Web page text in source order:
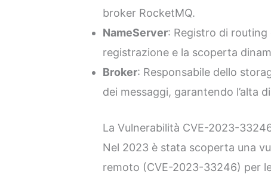
broker RocketMQ.
NameServer: Registro di
registrazione e la scoperta
Broker: Responsabile dello
dei messaggi, garantendo l’alta
La Vulnerabilità CVE-2023-
Nel 2023 è stata scoperta una
remoto (CVE-2023-33246) per